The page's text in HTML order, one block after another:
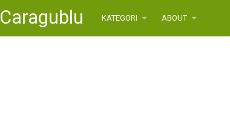
Caragublu KATEGORI ABOUT